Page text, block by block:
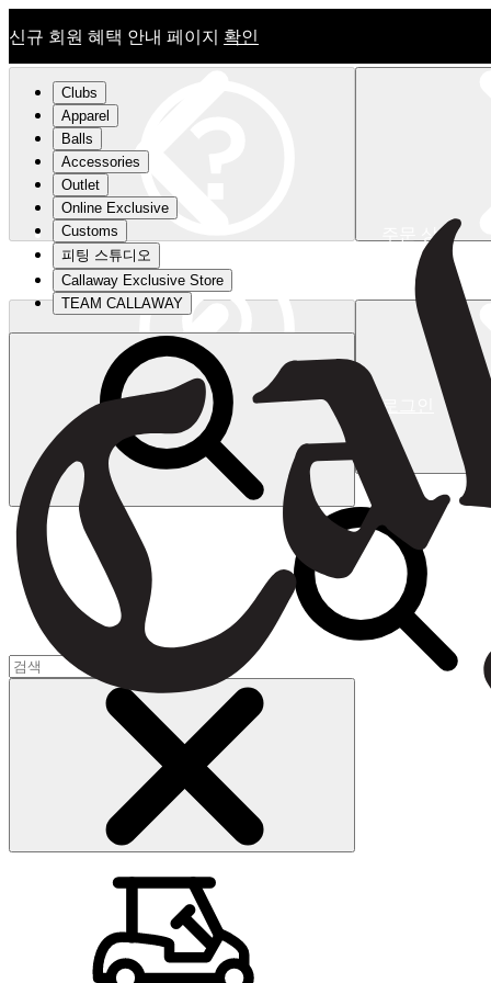
신규 회원 혜택 안내 페이지 확인
신규 회원 혜택 안내 페이지확인
주문 상태
로그인
장바구니
Clubs
Apparel
Balls
Accessories
Outlet
Online Exclusive
Customs
피팅 스튜디오
Callaway Exclusive Store
TEAM CALLAWAY